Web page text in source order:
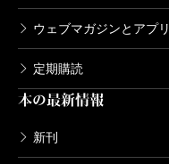
ウェブマガジンとアプリ
定期購読
本の最新情報
新刊